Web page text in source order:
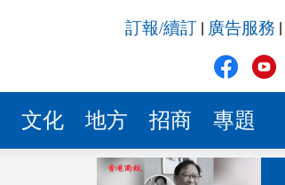
訂報/續訂 廣告服務
文化 地方 招商 專題